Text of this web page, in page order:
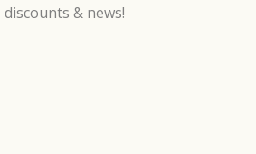
discounts & news!